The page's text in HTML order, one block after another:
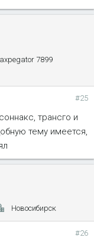
7899
#25
трансго и
тему имеется,
Новосибирск
#26